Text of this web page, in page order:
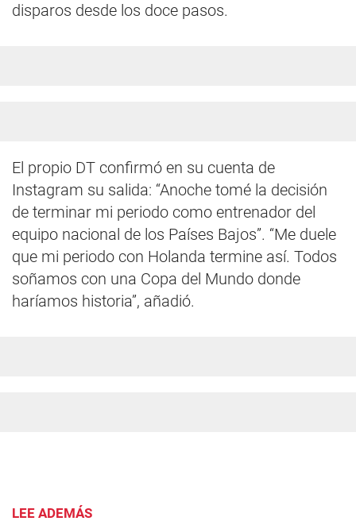
disparos desde los doce pasos.
El propio DT confirmó en su cuenta de
Instagram su salida: “Anoche tomé la decisión
de terminar mi periodo como entrenador del
equipo nacional de los Países Bajos”. “Me duele
que mi periodo con Holanda termine así. Todos
soñamos con una Copa del Mundo donde
haríamos historia”, añadió.
LEE ADEMÁS